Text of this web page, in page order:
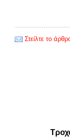
Στείλτε το